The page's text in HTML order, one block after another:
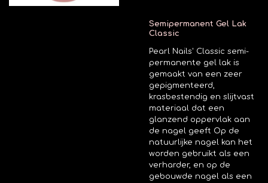
Semipermanent Gel Lak
Classic
Pearl Nails' Classic semi-
permanente gel lak is
gemaakt van een zeer
gepigmenteerd,
krasbestendig en slijtvast
materiaal dat een
glanzend oppervlak aan
de nagel geeft Op de
natuurlijke nagel kan het
worden gebruikt als een
verharder, en op de
gebouwde nagel als een